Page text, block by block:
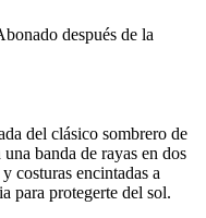
después de la
del clásico sombrero de
banda de rayas en dos
costuras encintadas a
para protegerte del sol.